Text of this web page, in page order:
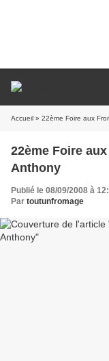
Accueil » 22ème Foire aux
22ème Foire
Anthony
Publié le 08/09/2008 à
Par toutunfromage